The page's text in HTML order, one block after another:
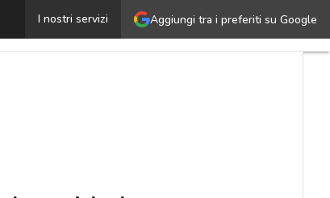
Aggiungi tra i preferiti su Google
I nostri servizi
per trasformare: come la formazione